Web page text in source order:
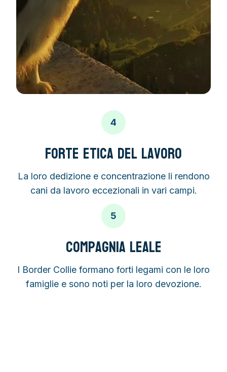
4
Forte Etica del Lavoro
La loro dedizione e concentrazione li rendono
cani da lavoro eccezionali in vari campi.
5
Compagnia Leale
I Border Collie formano forti legami con le loro
famiglie e sono noti per la loro devozione.